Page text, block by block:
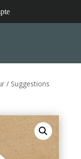
/ Suggestions